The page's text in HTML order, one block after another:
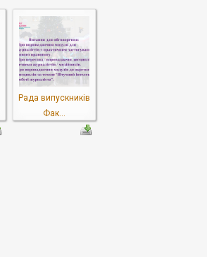
Рада випускників
Фак...